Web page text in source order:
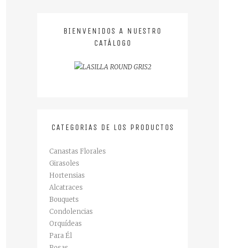
BIENVENIDOS A NUESTRO
CATÁLOGO
CATEGORIAS DE LOS PRODUCTOS
Canastas Florales
Girasoles
Hortensias
Alcatraces
Bouquets
Condolencias
Orquídeas
Para Él